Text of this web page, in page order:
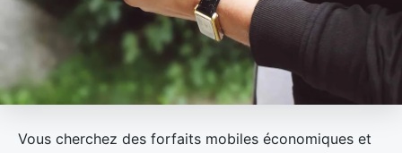
Vous cherchez des forfaits mobiles économiques et